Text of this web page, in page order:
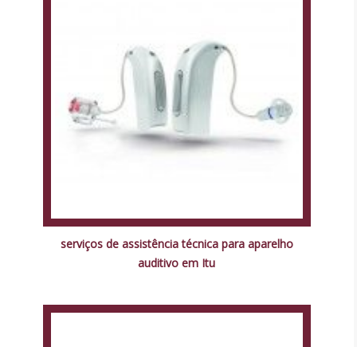
serviços de assistência técnica para aparelho
auditivo em Itu